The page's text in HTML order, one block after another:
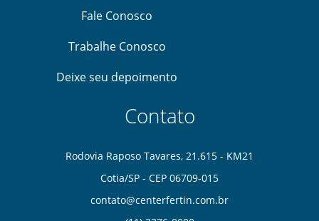
Fale Conosco
Trabalhe Conosco
Deixe seu depoimento
Contato
Rodovia Raposo Tavares, 21.615 - KM21
Cotia/SP - CEP 06709-015
contato@centerfertin.com.br